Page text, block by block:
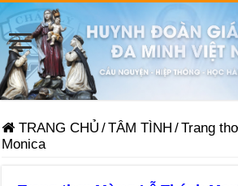
TRANG CHỦ /TÂM TÌNH /Trang
Monica